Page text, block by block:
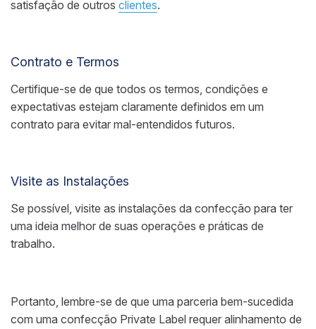
satisfação de outros clientes.
Contrato e Termos
Certifique-se de que todos os termos, condições e
expectativas estejam claramente definidos em um
contrato para evitar mal-entendidos futuros.
Visite as Instalações
Se possível, visite as instalações da confecção para ter
uma ideia melhor de suas operações e práticas de
trabalho.
Portanto, lembre-se de que uma parceria bem-sucedida
com uma confecção Private Label requer alinhamento de